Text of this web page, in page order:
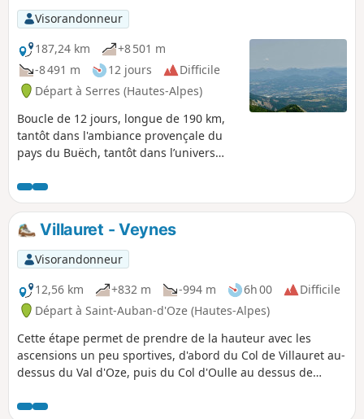
Visorandonneur
187,24 km
+8 501 m
-8 491 m
12 jours
Difficile
Départ à Serres (Hautes-Alpes)
Boucle de 12 jours, longue de 190 km,
tantôt dans l'ambiance provençale du
pays du Buëch, tantôt dans l’univers
emprunterez les GR®93 et 94, les GRP®
Tour du Buëch et Tour du Dévoluy, et
des PR®. Ce périple se veut sauvage,
exigeant et dépaysant. Selon les
conditions de neige, vous pourrez le
découvrir de mai à octobre.
Villauret - Veynes
Visorandonneur
12,56 km
+832 m -994 m 6h 00
Difficile
Départ à Saint-Auban-d'Oze (Hautes-Alpes)
Cette étape permet de prendre de la hauteur avec les
ascensions un peu sportives, d'abord du Col de Villauret au-
dessus du Val d'Oze, puis du Col d'Oulle au dessus de
au sommet de la Montagne d'Oule où le panorama sur